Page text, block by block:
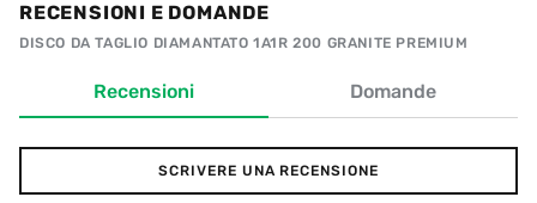
RECENSIONI E DOMANDE
DISCO DA TAGLIO DIAMANTATO 1A1R 200 GRANITE PREMIUM
Recensioni Domande
SCRIVERE UNA RECENSIONE